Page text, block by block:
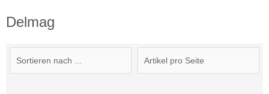
Delmag